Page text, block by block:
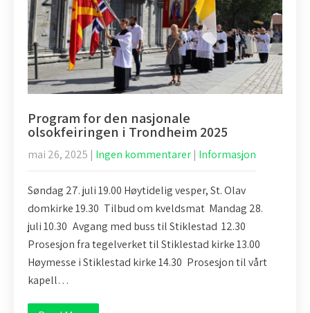
Program for den nasjonale
olsokfeiringen i Trondheim 2025
mai 26, 2025 | Ingen kommentarer | Informasjon
Søndag 27. juli 19.00 Høytidelig vesper, St. Olav
domkirke 19.30 Tilbud om kveldsmat Mandag 28.
juli 10.30 Avgang med buss til Stiklestad 12.30
Prosesjon fra tegelverket til Stiklestad kirke 13.00
Høymesse i Stiklestad kirke 14.30 Prosesjon til vårt
kapell…